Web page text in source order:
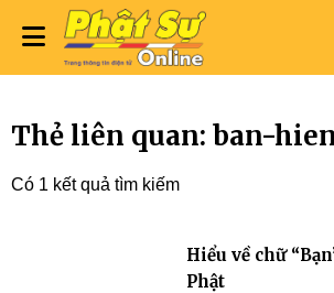
Thẻ liên quan: ban-
Có 1 kết quả tìm kiếm
Hiểu về chữ
Phật